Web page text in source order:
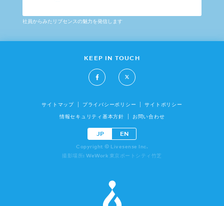
社員からみたリブセンスの魅力を発信します
KEEP IN TOUCH
サイトマップ プライバシーポリシー サイトポリシー
情報セキュリティ基本方針 お問い合わせ
JP EN
Copyright © Livesense Inc.
撮影場所: WeWork 東京ポートシティ竹芝